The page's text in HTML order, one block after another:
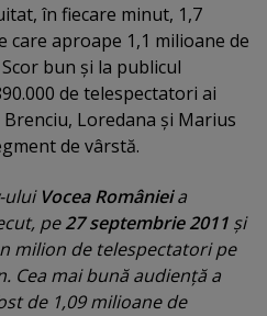
în fiecare minut, 1,7
care aproape 1,1 milioane de
bun şi la publicul
de telespectatori ai
Loredana şi Marius
de vârstă.
ului Vocea Românieia
pe27 septembrie 2011 şi
milion de telespectatori pe
Cea mai bună audienţă a
de 1,09 milioane de